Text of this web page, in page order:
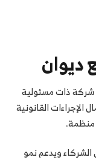
ديوان
شركة ذات مسئولية
القانونية
منظمة.
ويدعم نمو